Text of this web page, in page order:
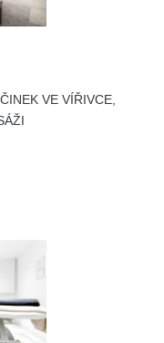
VE VÍŘIVCE,